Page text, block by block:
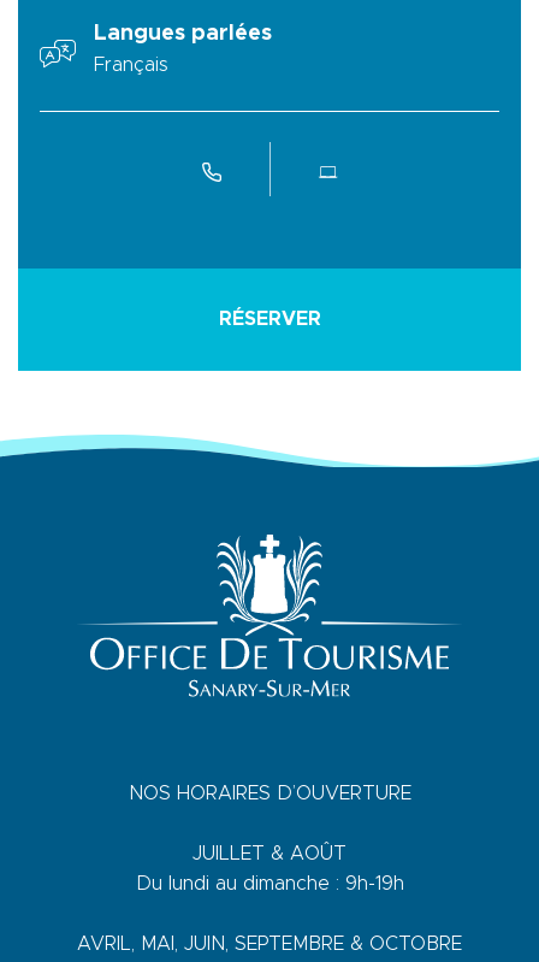
Langues parlées
Français
RÉSERVER
NOS HORAIRES D’OUVERTURE
JUILLET & AOÛT
Du lundi au dimanche : 9h-19h
AVRIL, MAI, JUIN, SEPTEMBRE & OCTOBRE